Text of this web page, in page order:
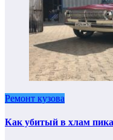
Ремонт кузова
Как убитый в хлам